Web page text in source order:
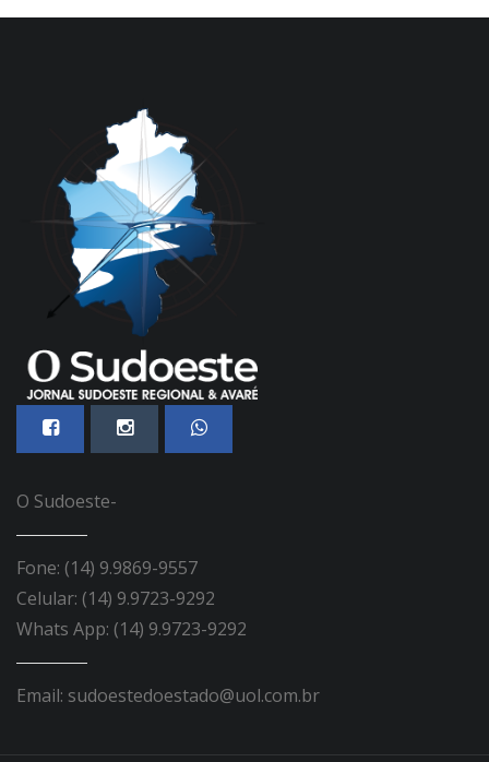
O Sudoeste-
Fone: (14) 9.9869-9557
Celular: (14) 9.9723-9292
Whats App: (14) 9.9723-9292
Email: sudoestedoestado@uol.com.br